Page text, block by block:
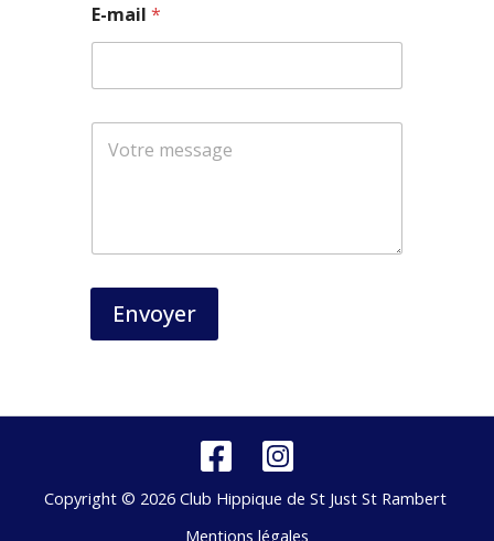
o
m
N
m
E-mail*
Envoyer
Copyright © 2026 Club Hippique de St Just St Rambert
Mentions légales